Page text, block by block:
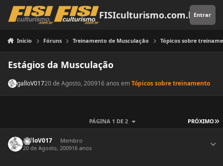
Pular para o conteúdo
FISIculturismo.com.brEntrar
Início Fóruns Treinamento de Musculação Tópicos sobre
Estágios da Musculação
galloV01720 de Agosto, 200916 anos emTópicos sobre treinamento
PRÓXIMO
PÁGINA 1 DE 2
galloV017
Membro
20 de Agosto, 200916 anos